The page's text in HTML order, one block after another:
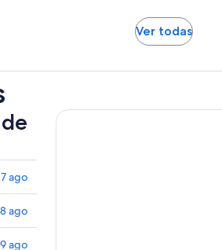
Ver todasSe
ago
ago
ago